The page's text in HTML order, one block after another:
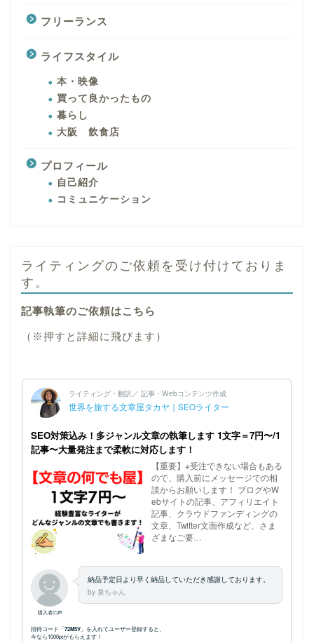
フリーランス
ライフスタイル
本・映像
買って良かったもの
暮らし
大阪 飲食店
プロフィール
自己紹介
コミュニケーション
ライティングのご依頼を受け付けておりま
す。
記事執筆のご依頼はこちら
（※押すと詳細に飛びます）
ホーム